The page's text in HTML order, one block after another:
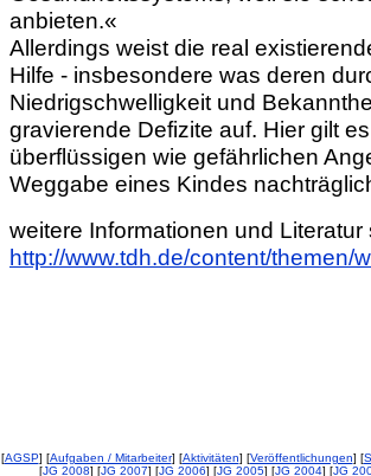
anbieten.«
Allerdings weist die real
Hilfe - insbesondere was deren
Niedrigschwelligkeit und
gravierende Defizite auf. Hier gilt
überflüssigen wie gefährlichen
Weggabe eines Kindes
weitere Informationen und Literatur
http://www.tdh.de/content/themen/
[AGSP] [Aufgaben / Mitarbeiter] [Aktivitäten] [Veröffentlichungen] [
[JG 2008] [JG 2007] [JG 2006] [JG 2005] [JG 2004] [JG